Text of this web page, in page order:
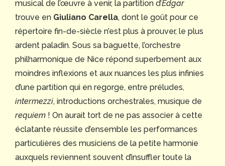
musical de l’œuvre à venir, la partition d’Edgar
trouve en Giuliano Carella, dont le goût pour ce
répertoire fin-de-siècle n’est plus à prouver, le plus
ardent paladin. Sous sa baguette, l’orchestre
philharmonique de Nice répond superbement aux
moindres inflexions et aux nuances les plus infinies
d’une partition qui en regorge, entre préludes,
intermezzi, introductions orchestrales, musique de
requiem ! On aurait tort de ne pas associer à cette
éclatante réussite d’ensemble les performances
particulières des musiciens de la petite harmonie
auxquels reviennent souvent d’insuffler toute la